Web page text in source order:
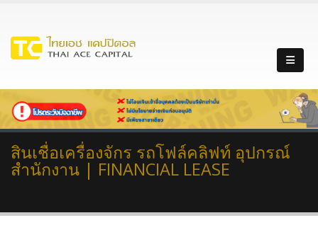
สินเชื่อเครื่องจักร รถโฟล์คลิฟท์ อุปกรณ์
สำนักงาน | FINANCIAL LEASE